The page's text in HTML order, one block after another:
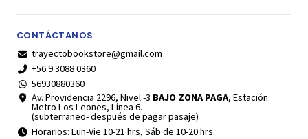
CONTÁCTANOS
trayectobookstore@gmail.com
+56 9 3088 0360
56930880360
Av. Providencia 2296, Nivel -3 BAJO ZONA PAGA, Estación
Metro Los Leones, Línea 6.
(subterraneo- después de pagar pasaje)
Horarios: Lun-Vie 10-21 hrs, Sáb de 10-20 hrs.